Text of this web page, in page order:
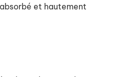
et hautement